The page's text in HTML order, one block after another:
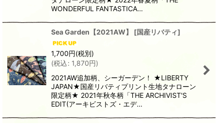
WONDERFUL FANTASTICA…
Sea Garden【2021AW】 [国産リバティ]
1,700円(税別)
(税込: 1,870円)
2021AW追加柄、シーガーデン！ ★LIBERTY
JAPAN★国産リバティプリント生地タナローン
限定柄★ 2021年秋冬柄「THE ARCHIVIST'S
EDIT(アーキビストズ・エデ…